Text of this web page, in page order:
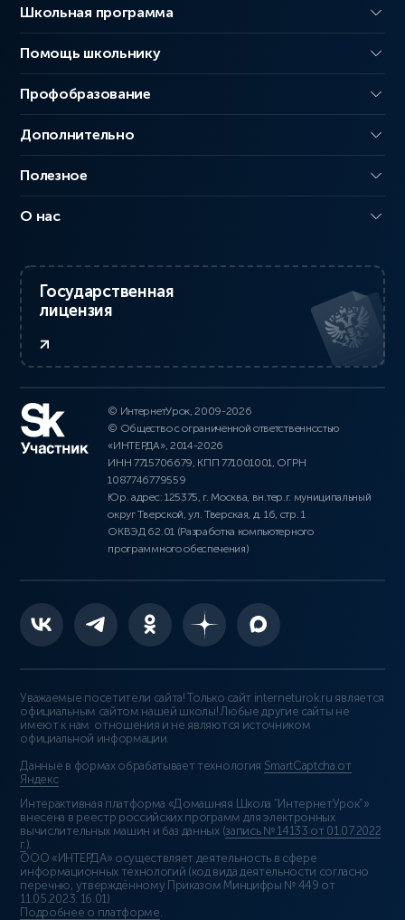
Школьная программа
Помощь школьнику
Профобразование
Дополнительно
Полезное
О нас
Государственная
лицензия
© ИнтернетУрок, 2009-2026
© Общество с ограниченной ответственностью
«ИНТЕРДА», 2014-2026
ИНН 7715706679, КПП 771001001, ОГРН
1087746779559
Юр. адрес: 125375, г. Москва, вн.тер.г. муниципальный
округ Тверской, ул. Тверская, д. 16, стр. 1
ОКВЭД 62.01 (Разработка компьютерного
программного обеспечения)
Уважаемые посетители сайта! Только сайт interneturok.ru является
официальным сайтом нашей школы! Любые другие сайты не
имеют к нам отношения и не являются источником
официальной информации.
Данные в формах обрабатывает технология SmartCaptcha от
Яндекс
Интерактивная платформа «Домашняя Школа “ИнтернетУрок”»
внесена в реестр российских программ для электронных
вычислительных машин и баз данных (запись № 14133 от 01.07.2022
г.).
ООО «ИНТЕРДА» осуществляет деятельность в сфере
информационных технологий (код вида деятельности согласно
перечню, утверждённому Приказом Минцифры № 449 от
11.05.2023: 16.01)
Подробнее о платформе.